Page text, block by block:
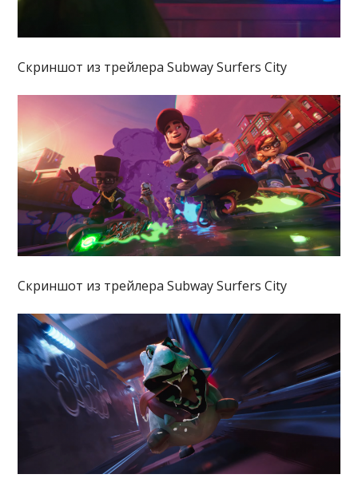
Скриншот из трейлера Subway Surfers City
Скриншот из трейлера Subway Surfers City